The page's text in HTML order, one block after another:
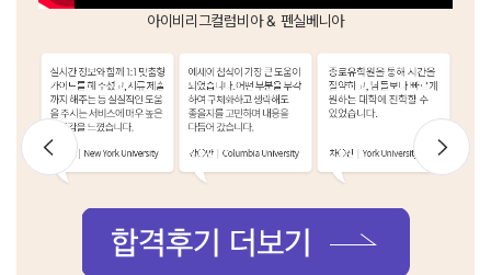
아이비리그컬럼비아 & 펜실베니아